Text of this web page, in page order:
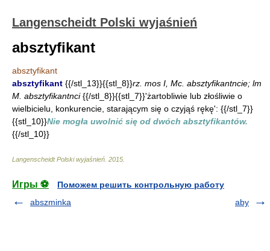
Langenscheidt Polski wyjaśnień
absztyfikant
absztyfikant
absztyfikant {{/stl_13}}{{stl_8}}rz. mos I, Mc. absztyfikantncie; lm
M. absztyfikantnci{{/stl_8}}{{stl_7}}'żartobliwie lub złośliwie o
wielbicielu, konkurencie, starającym się o czyjąś rękę': {{/stl_7}}
{{stl_10}}Nie mogła uwolnić się od dwóch absztyfikantów.
{{/stl_10}}
Langenscheidt Polski wyjaśnień 2015
Игры ⚽
Поможем решить контрольную работу
abszminka
aby